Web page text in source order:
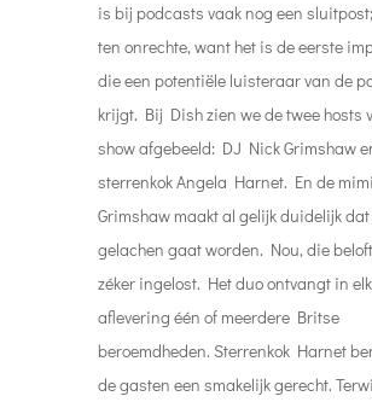
is bij podcasts vaak nog een
ten onrechte, want het is de eerste
die een potentiële luisteraar van de
krijgt. Bij Dish zien we de twee hosts
show afgebeeld: DJ Nick Grimshaw
sterrenkok Angela Harnet. En de
Grimshaw maakt al gelijk duidelijk
gelachen gaat worden. Nou, die
zéker ingelost. Het duo ontvangt in
aflevering één of meerdere Britse
beroemdheden. Sterrenkok Harnet
de gasten een smakelijk gerecht.